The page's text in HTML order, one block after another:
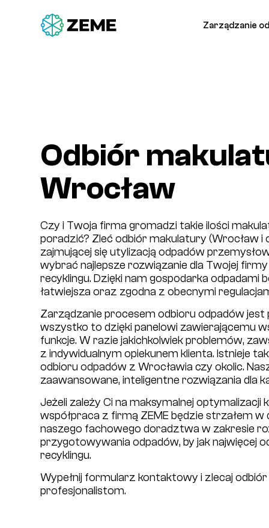
Zarządzanie
Odbiór
Wrocław
Czy i Twoja firma gromadzi takie ilości
poradzić? Zleć odbiór makulatury (Wrocław i
zajmującej się utylizacją odpadów
wybrać najlepsze rozwiązanie dla Twojej
recyklingu. Dzięki nam gospodarka odpadami
łatwiejsza oraz zgodna z obecnymi
Zarządzanie procesem odbioru odpadów
wszystko to dzięki panelowi zawierającemu
funkcje. W razie jakichkolwiek problemów,
z indywidualnym opiekunem klienta. Istnieje
odbioru odpadów z Wrocławia czy okolic.
zaawansowane, inteligentne rozwiązania dla
Jeżeli zależy Ci na maksymalnej
współpraca z firmą ZEME będzie strzałem
naszego fachowego doradztwa w zakresie
przygotowywania odpadów, by jak najwięcej
recyklingu.
Wypełnij formularz kontaktowy i zlecaj
profesjonalistom.